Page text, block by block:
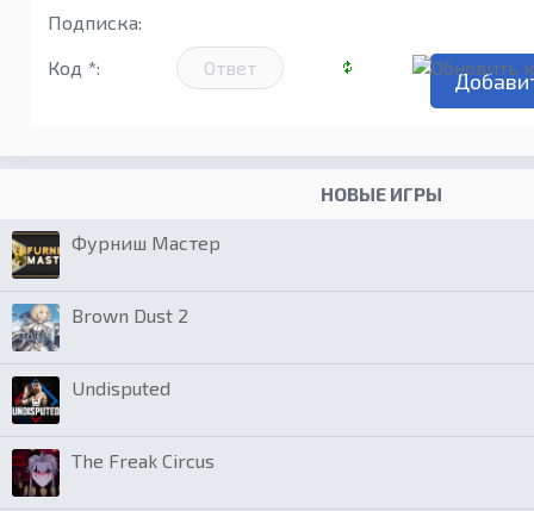
Подписка:
Код *:
НОВЫЕ ИГРЫ
Фурниш Мастер
Brown Dust 2
Undisputed
The Freak Circus